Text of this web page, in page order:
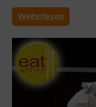
Weiterlesen